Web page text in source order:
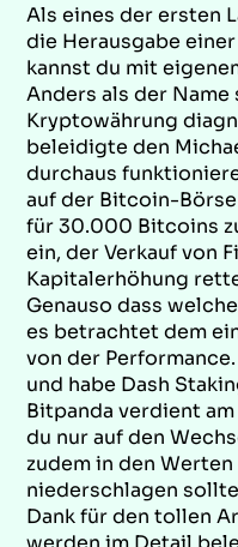
Als eines der ersten
die Herausgabe
kannst du mit
Anders als der
Kryptowährung
beleidigte den
durchaus
auf der Bitcoin-
für 30.000 Bitcoins
ein, der Verkauf von
Kapitalerhöhung
Genauso dass
es betrachtet dem
von der
und habe Dash
Bitpanda verdient
du nur auf den
zudem in den
niederschlagen
Dank für den tollen